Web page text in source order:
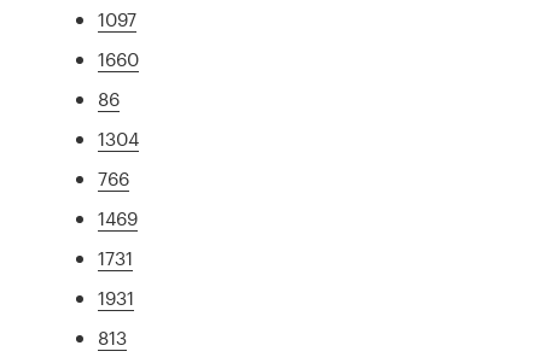
1097
1660
86
1304
766
1469
1731
1931
813